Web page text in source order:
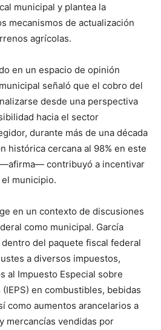
municipal y plantea la
mecanismos de actualización
agrícolas.
en un espacio de opinión
señaló que el cobro del
desde una perspectiva
hacia el sector
durante más de una década
histórica cercana al 98% en este
contribuyó a incentivar
municipio.
en un contexto de discusiones
como municipal. García
del paquete fiscal federal
a diversos impuestos,
al Impuesto Especial sobre
en combustibles, bebidas
como aumentos arancelarios a
mercancías vendidas por